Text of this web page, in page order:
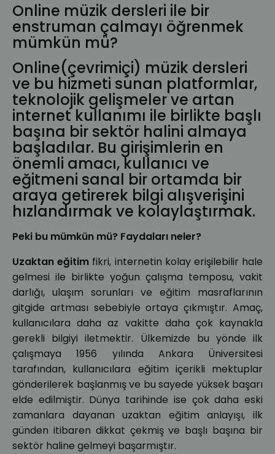
Online müzik dersleri ile bir
enstruman çalmayı öğrenmek
mümkün mü?
Online(çevrimiçi) müzik dersleri
ve bu hizmeti sunan platformlar,
teknolojik gelişmeler ve artan
internet kullanımı ile birlikte başlı
başına bir sektör halini almaya
başladılar. Bu girişimlerin en
önemli amacı, kullanıcı ve
eğitmeni sanal bir ortamda bir
araya getirerek bilgi alışverişini
hızlandırmak ve kolaylaştırmak.
Peki bu mümkün mü? Faydaları neler?
Uzaktan eğitim fikri, internetin kolay erişilebilir hale
gelmesi ile birlikte yoğun çalışma temposu, vakit
darlığı, ulaşım sorunları ve eğitim masraflarının
gitgide artması sebebiyle ortaya çıkmıştır. Amaç,
kullanıcılara daha az vakitte daha çok kaynakla
gerekli bilgiyi iletmektir. Ülkemizde bu yönde ilk
çalışmaya 1956 yılında Ankara Üniversitesi
tarafından, kullanıcılara eğitim içerikli mektuplar
gönderilerek başlanmış ve bu sayede yüksek başarı
elde edilmiştir. Dünya tarihinde ise çok daha eski
zamanlara dayanan uzaktan eğitim anlayışı, ilk
günden itibaren dikkat çekmiş ve başlı başına bir
sektör haline gelmeyi başarmıştır.